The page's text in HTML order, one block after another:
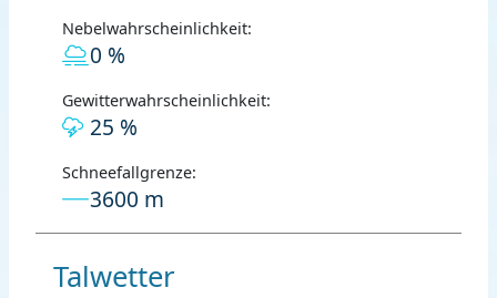
Nebelwahrscheinlichkeit:
0 %
Gewitterwahrscheinlichkeit:
25 %
Schneefallgrenze:
3600 m
Talwetter